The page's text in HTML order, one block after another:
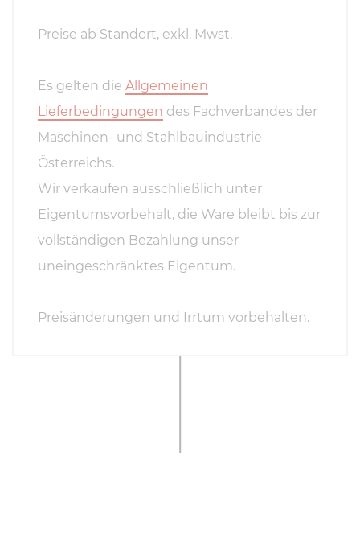
Preise ab Standort, exkl. Mwst.
Es gelten die Allgemeinen
Lieferbedingungen des Fachverbandes der
Maschinen- und Stahlbauindustrie
Österreichs.
Wir verkaufen ausschließlich unter
Eigentumsvorbehalt, die Ware bleibt bis zur
vollständigen Bezahlung unser
uneingeschränktes Eigentum.
Preisänderungen und Irrtum vorbehalten.